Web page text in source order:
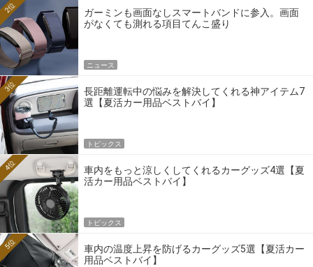
ガーミンも画面なしスマートバンドに参入。画面
がなくても測れる項目てんこ盛り
2位
ニュース
長距離運転中の悩みを解決してくれる神アイテム7
選【夏活カー用品ベストバイ】
3位
トピックス
車内をもっと涼しくしてくれるカーグッズ4選【夏
活カー用品ベストバイ】
4位
トピックス
車内の温度上昇を防げるカーグッズ5選【夏活カー
用品ベストバイ】
5位